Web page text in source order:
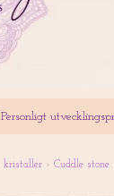
Personligt
kristaller › Cuddle stone